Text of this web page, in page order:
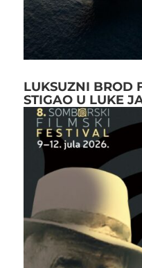
LUKSUZNI BROD
STIGAO U LUKE